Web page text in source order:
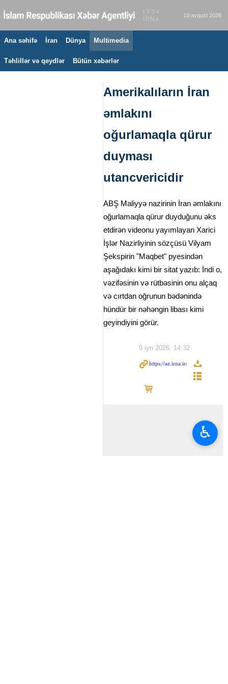
10 avqust 2026
Ana səhifə İran Dünya Multimedia
Təhlillər və qeydlər Bütün xəbərlər
Amerikalıların İran
əmlakını
oğurlamaqla qürur
duyması
utancvericidir
ABŞ Maliyyə nazirinin İran əmlakını
oğurlamaqla qürur duyduğunu əks
etdirən videonu yayımlayan Xarici
İşlər Nazirliyinin sözçüsü Vilyam
Şekspirin "Maqbet" pyesindən
aşağıdakı kimi bir sitat yazıb: İndi o,
vəzifəsinin və rütbəsinin onu alçaq
və cırtdan oğrunun bədənində
hündür bir nəhəngin libası kimi
geyindiyini görür.
9 iyn 2026, 14:32
♿︎